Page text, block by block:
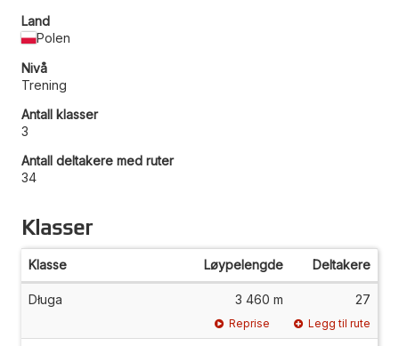
Land
Polen
Nivå
Trening
Antall klasser
3
Antall deltakere med ruter
34
Klasser
Klasse Løypelengde Deltakere
Długa 3 460 m 27
Reprise Legg til rute